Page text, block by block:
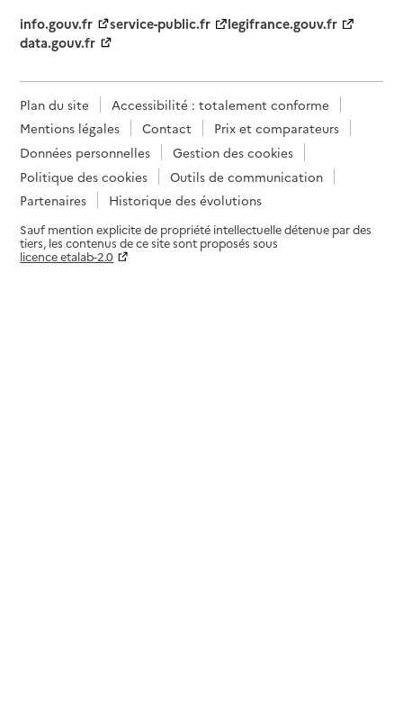
info.gouv.fr
service-public.fr
legifrance.gouv.fr
data.gouv.fr
Plan du site
Accessibilité : totalement conforme
Mentions légales
Contact
Prix et comparateurs
Données personnelles
Gestion des cookies
Politique des cookies
Outils de communication
Partenaires
Historique des évolutions
Sauf mention explicite de propriété intellectuelle détenue par des
tiers, les contenus de ce site sont proposés sous
licence etalab-2.0